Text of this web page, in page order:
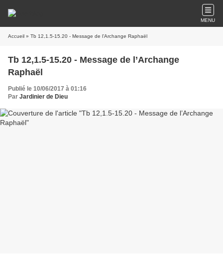
MENU
Accueil » Tb 12,1.5-15.20 - Message de l’Archange Raphaël
Tb 12,1.5-15.20 - Message de l’Archange
Raphaël
Publié le 10/06/2017 à 01:16
Par Jardinier de Dieu